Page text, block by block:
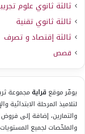
ثالثة ثانوي علوم
ثالثة ثانوي تقنية
ثالثة إقتصاد و تصرف
قصص
يوفّر موقع قرايةمجموعة
لتلاميذ المرحلة الابتدائية
والتمارين، إضافة إلى
والملخّصات لجميع